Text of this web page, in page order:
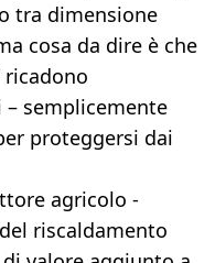
tra dimensione
cosa da dire è che
ricadono
semplicemente
proteggersi dai
agricolo -
riscaldamento